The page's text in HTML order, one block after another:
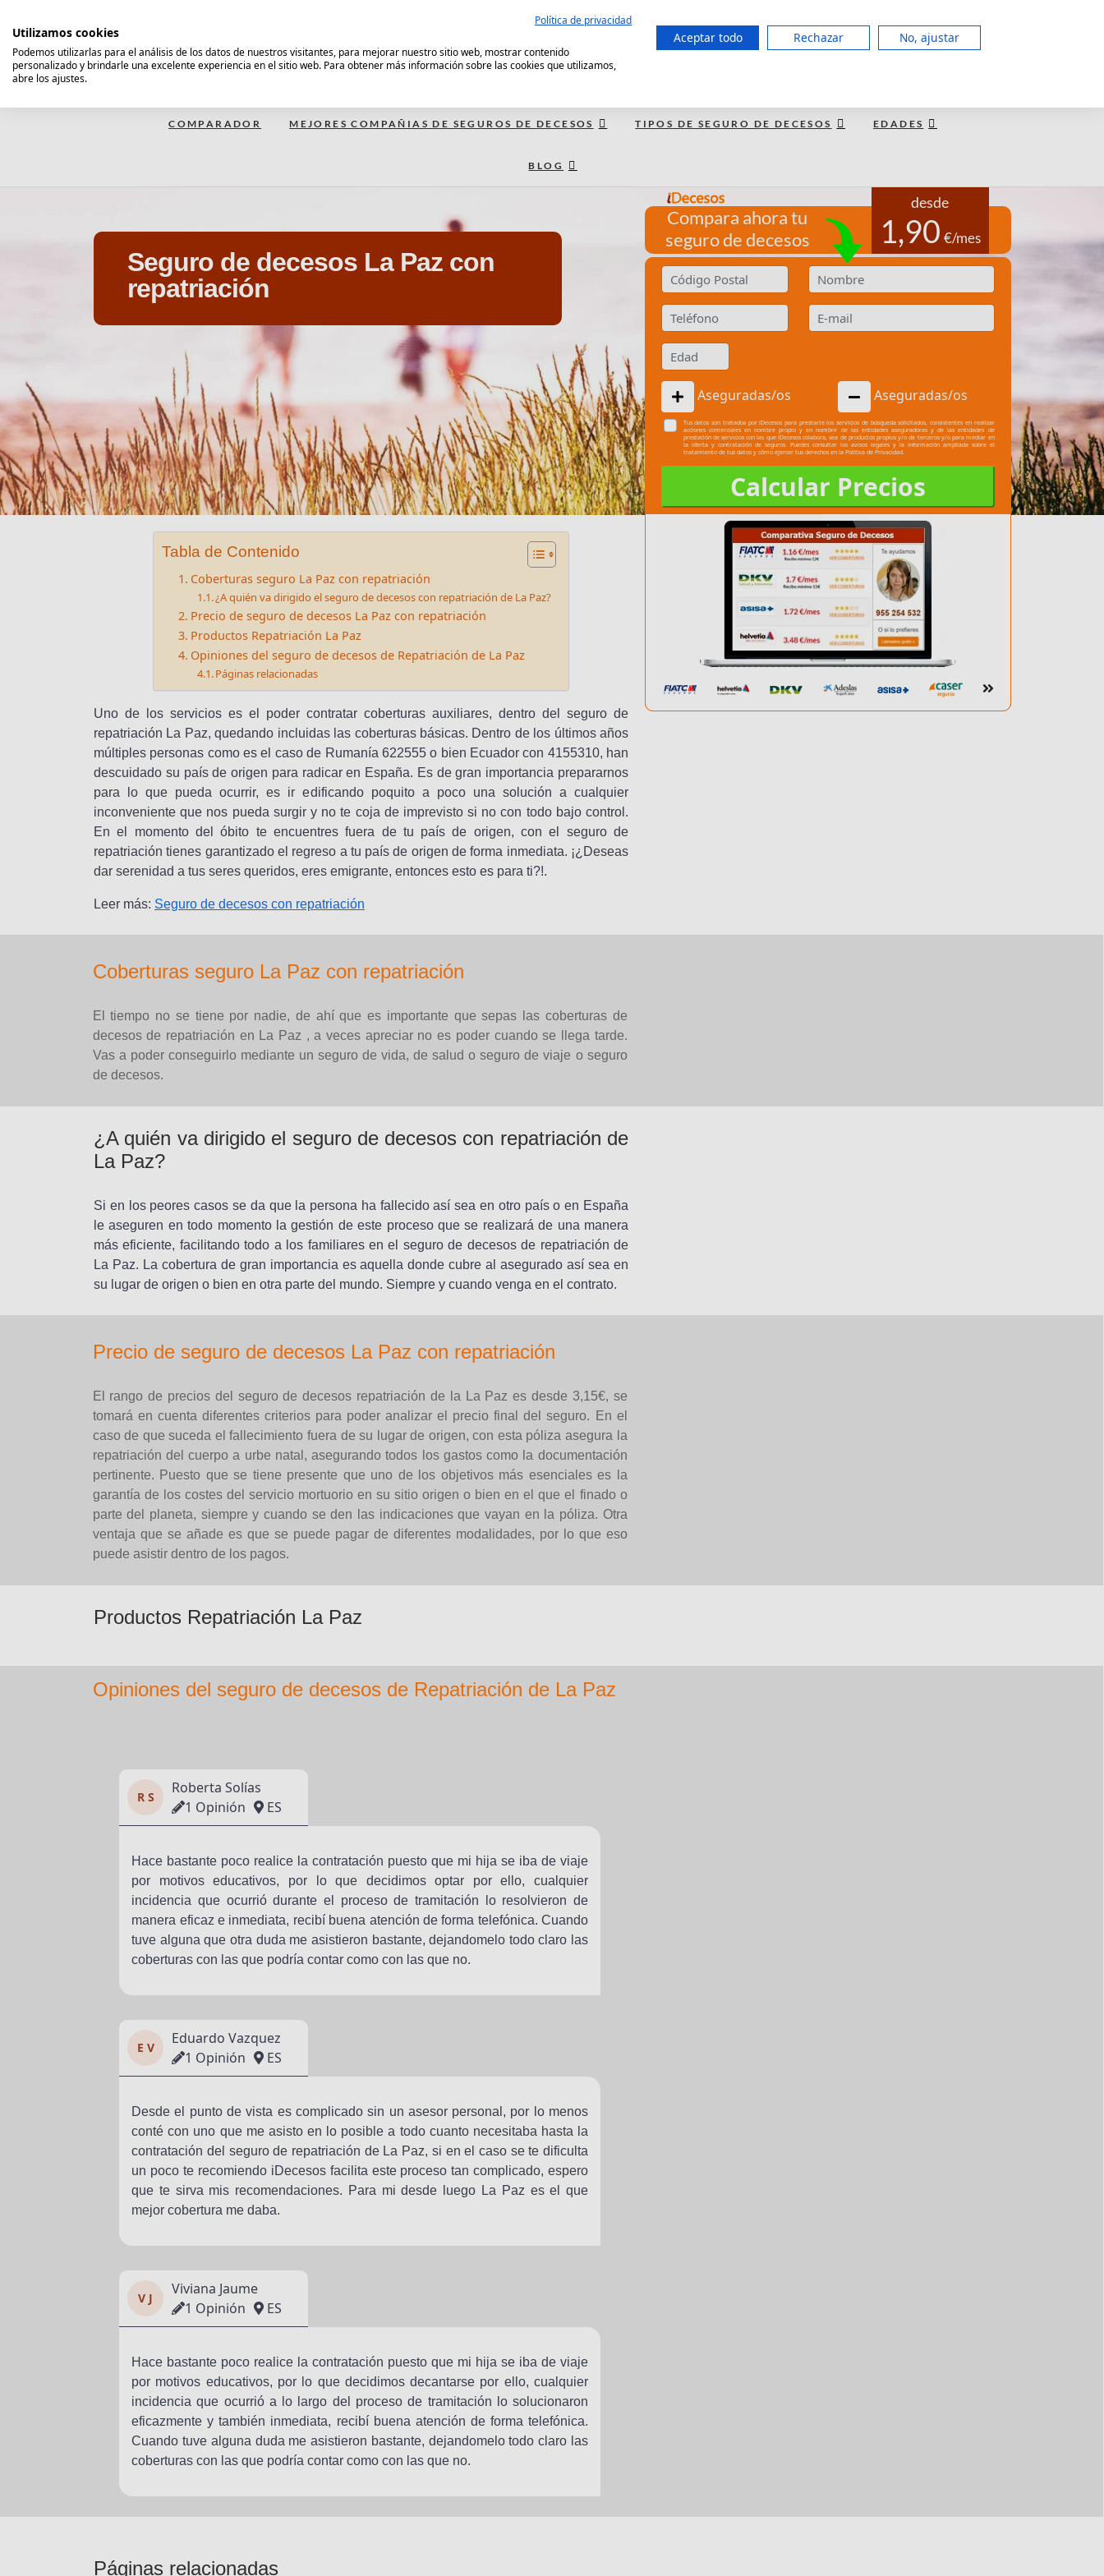
contenido
Comparador Seguro Decesos
951 127 403
LUN a JUE de 8:00 - 20:00, VIE 15:00
COMPARADOR MEJORES COMPAÑIAS DE SEGUROS DE DECESOS TIPOS DE SEGURO DE DECESOS EDADES
BLOG
Compara ahora tu
seguro de decesos
desde
1,90 €/mes
Aseguradas/os Aseguradas/os
Tus datos son tratados por iDecesos para prestarte los servicios de búsqueda solicitados, consistentes en realizar
acciones comerciales en nombre propio y en nombre de las entidades aseguradoras y de las entidades de
prestación de servicios con las que iDecesos colabora, sea de productos propios y/o de terceros y/o para mediar en
la oferta y contratación de seguros. Puedes consultar los avisos legalesy la información ampliada sobre el
tratamiento de tus datos y cómo ejercer tus derechos en la Política de Privacidad.
Calcular Precios
Seguro de decesos La Paz con
repatriación
Tabla de Contenido
Coberturas seguro La Paz con repatriación
¿A quién va dirigido el seguro de decesos con repatriación de La Paz?
Precio de seguro de decesos La Paz con repatriación
Productos Repatriación La Paz
Opiniones del seguro de decesos de Repatriación de La Paz
Páginas relacionadas
Uno de los servicios es el poder contratar coberturas auxiliares, dentro del seguro de
repatriación La Paz, quedando incluidas las coberturas básicas. Dentro de los últimos años
múltiples personas como es el caso de Rumanía 622555 o bien Ecuador con 4155310, han
descuidado su país de origen para radicar en España. Es de gran importancia prepararnos
para lo que pueda ocurrir, es ir edificando poquito a poco una solución a cualquier
inconveniente que nos pueda surgir y no te coja de imprevisto si no con todo bajo control.
En el momento del óbito te encuentres fuera de tu país de origen, con el seguro de
repatriación tienes garantizado el regreso a tu país de origen de forma inmediata. ¡¿Deseas
dar serenidad a tus seres queridos, eres emigrante, entonces esto es para ti?!.
Leer más: Seguro de decesos con repatriación
Coberturas seguro La Paz con repatriación
El tiempo no se tiene por nadie, de ahí que es importante que sepas las coberturas de
decesos de repatriación en La Paz , a veces apreciar no es poder cuando se llega tarde.
Vas a poder conseguirlo mediante un seguro de vida, de salud o seguro de viaje o seguro
de decesos.
¿A quién va dirigido el seguro de decesos con repatriación de
La Paz?
Si en los peores casos se da que la persona ha fallecido así sea en otro país o en España
le aseguren en todo momento la gestión de este proceso que se realizará de una manera
más eficiente, facilitando todo a los familiares en el seguro de decesos de repatriación de
La Paz. La cobertura de gran importancia es aquella donde cubre al asegurado así sea en
su lugar de origen o bien en otra parte del mundo. Siempre y cuando venga en el contrato.
Precio de seguro de decesos La Paz con repatriación
El rango de precios del seguro de decesos repatriación de la La Paz es desde 3,15€, se
tomará en cuenta diferentes criterios para poder analizar el precio final del seguro. En el
caso de que suceda el fallecimiento fuera de su lugar de origen, con esta póliza asegura la
repatriación del cuerpo a urbe natal, asegurando todos los gastos como la documentación
pertinente. Puesto que se tiene presente que uno de los objetivos más esenciales es la
garantía de los costes del servicio mortuorio en su sitio origen o bien en el que el finado o
parte del planeta, siempre y cuando se den las indicaciones que vayan en la póliza. Otra
ventaja que se añade es que se puede pagar de diferentes modalidades, por lo que eso
puede asistir dentro de los pagos.
Productos Repatriación La Paz
Opiniones del seguro de decesos de Repatriación de La Paz
R S
Roberta Solías
1 Opinión
ES
Hace bastante poco realice la contratación puesto que mi hija se iba de viaje
por motivos educativos, por lo que decidimos optar por ello, cualquier
incidencia que ocurrió durante el proceso de tramitación lo resolvieron de
manera eficaz e inmediata, recibí buena atención de forma telefónica. Cuando
tuve alguna que otra duda me asistieron bastante, dejandomelo todo claro las
coberturas con las que podría contar como con las que no.
E V
Eduardo Vazquez
1 Opinión
ES
Desde el punto de vista es complicado sin un asesor personal, por lo menos
conté con uno que me asisto en lo posible a todo cuanto necesitaba hasta la
contratación del seguro de repatriación de La Paz, si en el caso se te dificulta
un poco te recomiendo iDecesos facilita este proceso tan complicado, espero
que te sirva mis recomendaciones. Para mi desde luego La Paz es el que
mejor cobertura me daba.
V J
Viviana Jaume
1 Opinión
ES
Hace bastante poco realice la contratación puesto que mi hija se iba de viaje
por motivos educativos, por lo que decidimos decantarse por ello, cualquier
incidencia que ocurrió a lo largo del proceso de tramitación lo solucionaron
eficazmente y también inmediata, recibí buena atención de forma telefónica.
Cuando tuve alguna duda me asistieron bastante, dejandomelo todo claro las
coberturas con las que podría contar como con las que no.
Páginas relacionadas
Política de privacidad
Utilizamos cookies
Podemos utilizarlas para el análisis de los datos de nuestros visitantes, para mejorar nuestro sitio web, mostrar contenido
personalizado y brindarle una excelente experiencia en el sitio web. Para obtener más información sobre las cookies que utilizamos,
abre los ajustes.
Aceptar todo Rechazar No, ajustar